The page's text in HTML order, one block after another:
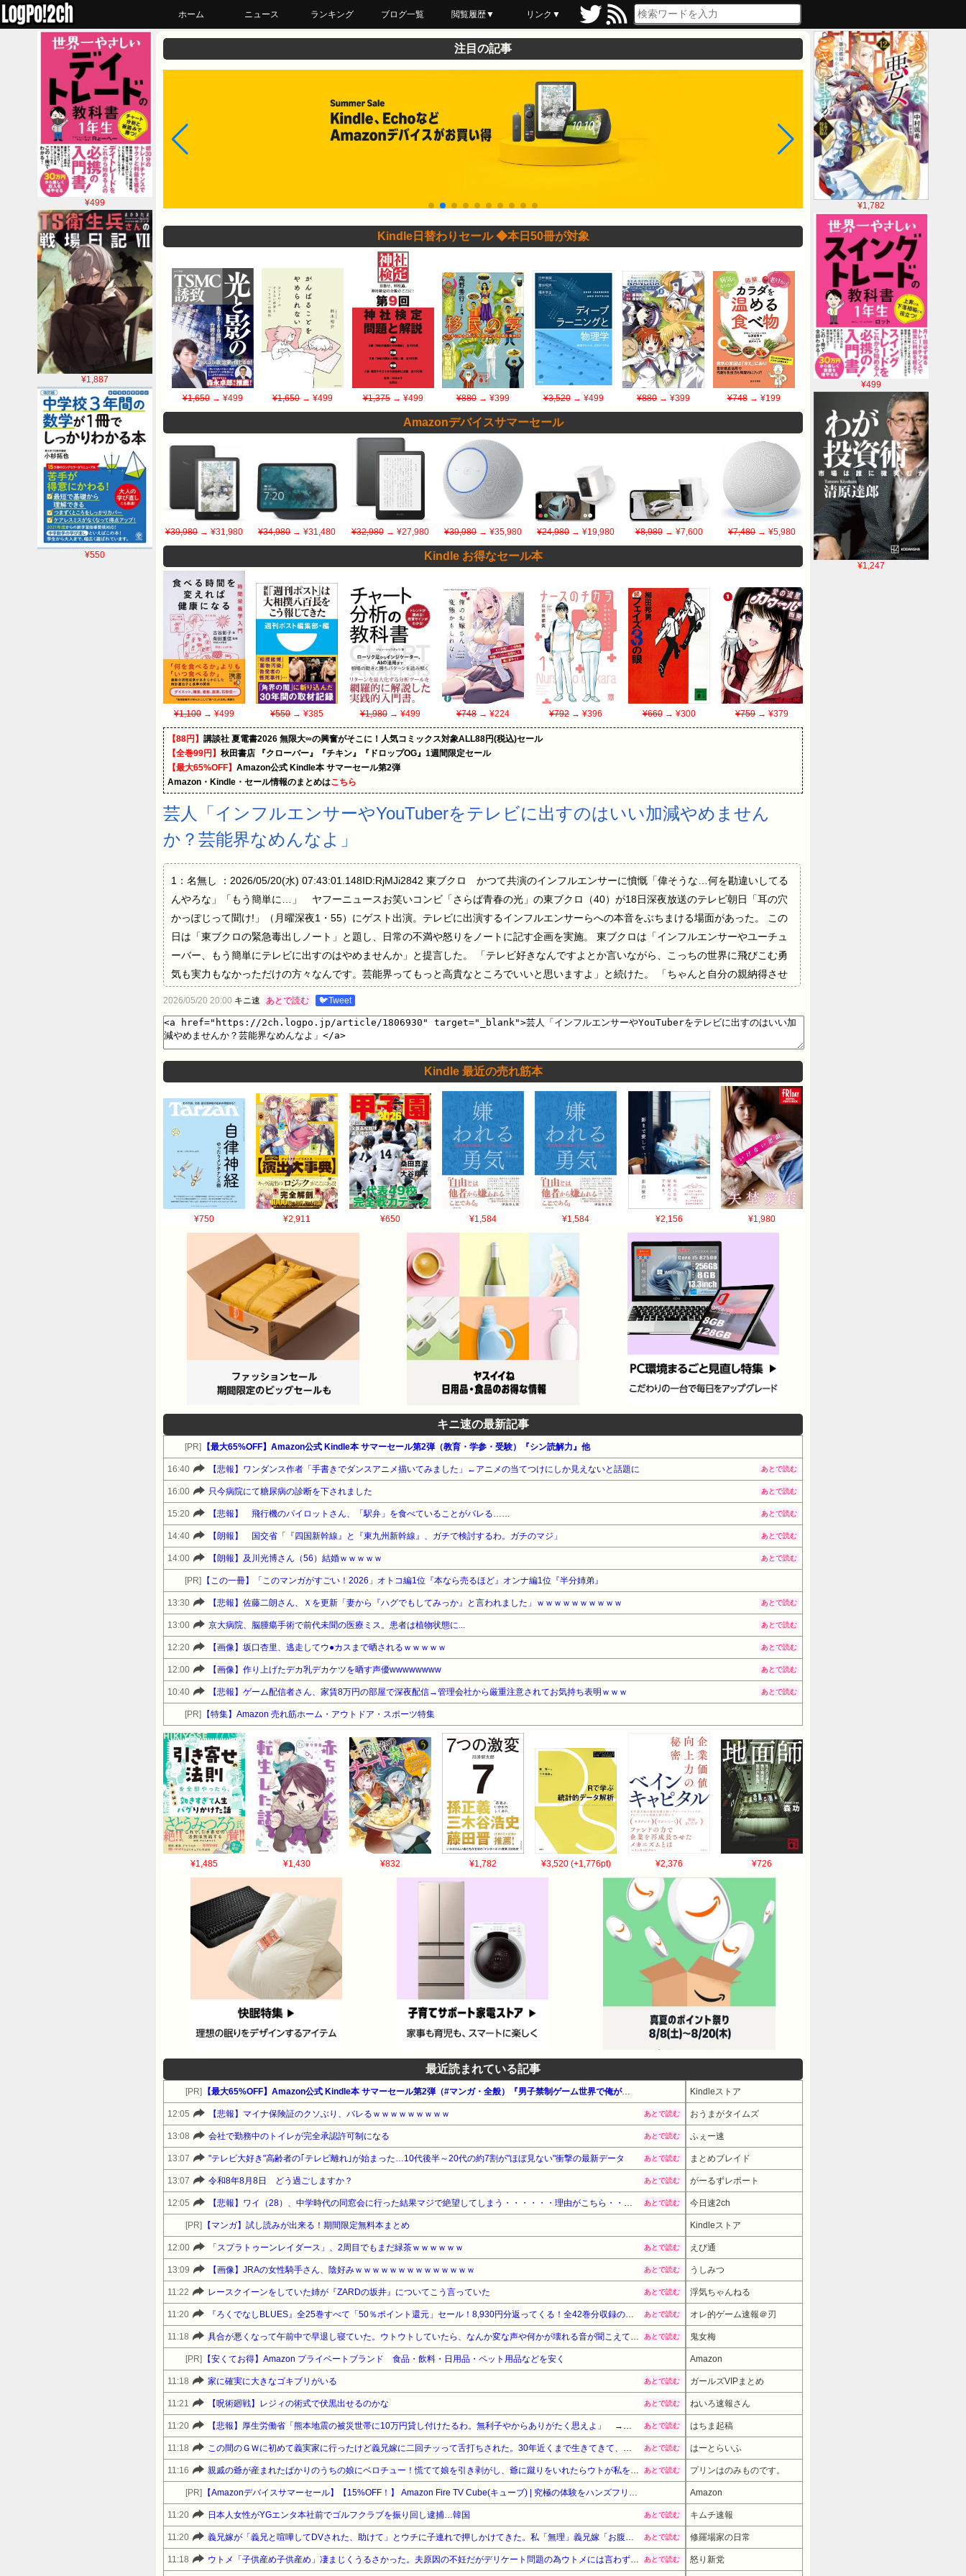
ホーム ニュース ランキング ブログ一覧 閲覧履歴▼
最近読んだ
あとで読む
ブックマーク
リンク▼
¥1,782
¥499
¥1,247
¥499
¥1,887
¥550
注目の記事
Kindle日替わりセール ◆本日50冊が対象
¥1,650→ ¥499 ¥1,650 → ¥499 ¥1,375→ ¥499 ¥880 → ¥399 ¥3,520→ ¥499 ¥880 → ¥399 ¥748→ ¥199
Amazonデバイスサマーセール
¥39,980 → ¥31,980 ¥34,980→ ¥31,480 ¥32,980→ ¥27,980 ¥39,980→ ¥35,980 ¥24,980→ ¥19,980 ¥8,980→ ¥7,600 ¥7,480→ ¥5,980
Kindle お得なセール本
¥1,100 → ¥499 ¥550→ ¥385 ¥1,980→ ¥499 ¥748→ ¥224 ¥792→ ¥396 ¥660→ ¥300 ¥759→ ¥379
【88円】 講談社 夏電書2026 無限大∞の興奮がそこに！人気コミックス対象ALL88円(税込)セール
【全巻99円】 秋田書店 『クローバー』『チキン』『ドロップOG』1週間限定セール
【最大65%OFF】 Amazon公式 Kindle本 サマーセール第2弾
Amazon・Kindle・セール情報のまとめはこちら
芸人「インフルエンサーやYouTuberをテレビに出すのはいい加減やめません
か？芸能界なめんなよ」
1：名無し ：2026/05/20(水) 07:43:01.148ID:RjMJi2842 東ブクロ かつて共演のインフルエンサーに憤慨「偉そうな…何を勘違いしてる
んやろな」「もう簡単に…」 ヤフーニュースお笑いコンビ「さらば青春の光」の東ブクロ（40）が18日深夜放送のテレビ朝日「耳の穴
かっぽじって聞け!」（月曜深夜1・55）にゲスト出演。テレビに出演するインフルエンサーらへの本音をぶちまける場面があった。 この
日は「東ブクロの緊急毒出しノート」と題し、日常の不満や怒りをノートに記す企画を実施。 東ブクロは「インフルエンサーやユーチュ
ーバー、もう簡単にテレビに出すのはやめませんか」と提言した。 「テレビ好きなんですよとか言いながら、こっちの世界に飛びこむ勇
気も実力もなかっただけの方々なんです。芸能界ってもっと高貴なところでいいと思いますよ」と続けた。 「ちゃんと自分の親納得させ
て、養成所やスクール通って。人生かけてこの世界で食っていくんだっていう覚悟を持った人間だけが活躍できる世界であってほしい」
07:44:05.792ID:6ZTI4zIlv まあね Youtuber観たいならYoutube観るし 5：名無し ：2026/05/20(水) 07:44:28.680ID:dTrwtvSqh 舐める舐め
ないは的外れで需要のベクトルが違うよな 6：名無し ：2026/05/20(水) 07:45:12.493ID:iizAEqw1j 素人を面白く扱うのがお前らの仕事だ
ろ 8：名無し ：2026/05/20(水) 07:45:38.760ID:4ugXXTOBR お前らがつまんねえからじゃねえの 9：名無し ：2026/05/20(水)
07:45:41.155ID:BsdgH.Rrk 芸人っていつの間にそんな大層なもんになったんや…
2026/05/20 20:00 キニ速 あとで読む 🐦Tweet
Kindle 最近の売れ筋本
¥750 ¥2,911 ¥650 ¥1,584 ¥1,584 ¥2,156 ¥1,980
キニ速の最新記事
[PR] 【最大65%OFF】Amazon公式 Kindle本 サマーセール第2弾（教育・学参・受験）『シン読解力』他
16:40 【悲報】ワンダンス作者「手書きでダンスアニメ描いてみました」←アニメの当てつけにしか見えないと話題に あとで読む
16:00 只今病院にて糖尿病の診断を下されました あとで読む
15:20 【悲報】 飛行機のパイロットさん、「駅弁」を食べていることがバレる…… あとで読む
14:40 【朗報】 国交省「『四国新幹線』と『東九州新幹線』、ガチで検討するわ。ガチのマジ」 あとで読む
14:00 【朗報】及川光博さん（56）結婚ｗｗｗｗｗ あとで読む
[PR] 【この一冊】「このマンガがすごい！2026」オトコ編1位『本なら売るほど』オンナ編1位『半分姉弟』
13:30 【悲報】佐藤二朗さん、Ｘを更新「妻から『ハグでもしてみっか』と言われました」ｗｗｗｗｗｗｗｗｗｗ あとで読む
13:00 京大病院、脳腫瘍手術で前代未聞の医療ミス。患者は植物状態に... あとで読む
12:20 【画像】坂口杏里、逃走してウ●カスまで晒されるｗｗｗｗｗ あとで読む
12:00 【画像】作り上げたデカ乳デカケツを晒す声優wwwwwwww あとで読む
10:40 【悲報】ゲーム配信者さん、家賃8万円の部屋で深夜配信→管理会社から厳重注意されてお気持ち表明ｗｗｗ あとで読む
[PR] 【特集】Amazon 売れ筋ホーム・アウトドア・スポーツ特集
¥1,485 ¥1,430 ¥832 ¥1,782 ¥3,520 (+1,776pt) ¥2,376 ¥726
最近読まれている記事
[PR] 【最大65%OFF】Amazon公式 Kindle本 サマーセール第2弾（#マンガ・全般）『男子禁制ゲーム世界で俺がやるべき唯一のこと』他 Kindleストア
12:05 【悲報】マイナ保険証のクソぶり、バレるｗｗｗｗｗｗｗｗｗ あとで読む おうまがタイムズ
13:08 会社で勤務中のトイレが完全承認許可制になる あとで読む ふぇー速
13:07 "テレビ大好き"高齢者の｢テレビ離れ｣が始まった…10代後半～20代の約7割が"ほぼ見ない"衝撃の最新データ あとで読む まとめブレイド
13:07 令和8年8月8日 どう過ごしますか？ あとで読む がーるずレポート
12:05 【悲報】ワイ（28）、中学時代の同窓会に行った結果マジで絶望してしまう・・・・・・理由がこちら・・・・・・ あとで読む 今日速2ch
[PR] 【マンガ】試し読みが出来る！期間限定無料本まとめ Kindleストア
12:00 「スプラトゥーンレイダース」、2周目でもまだ緑茶ｗｗｗｗｗｗ あとで読む えび通
13:09 【画像】JRAの女性騎手さん、陰好みｗｗｗｗｗｗｗｗｗｗｗｗｗｗ あとで読む うしみつ
11:22 レースクイーンをしていた姉が『ZARDの坂井』についてこう言っていた あとで読む 浮気ちゃんねる
11:20 『ろくでなしBLUES』全25巻すべて「50％ポイント還元」セール！8,930円分返ってくる！全42巻分収録の文庫版！ヤンキー漫画の頂点！ジャンプ黄金期の伝説的な傑作 あとで読む オレ的ゲーム速報＠刃
11:18 具合が悪くなって午前中で早退し寝ていた。ウトウトしていたら、なんか変な声や何かが壊れる音が聞こえて、なんだろう？と思ってベッドから出て窓の外を見た… あとで読む 鬼女梅
[PR] 【安くてお得】Amazon プライベートブランド 食品・飲料・日用品・ペット用品などを安く Amazon
11:18 家に確実に大きなゴキブリがいる あとで読む ガールズVIPまとめ
11:21 【呪術廻戦】レジィの術式で伏黒出せるのかな あとで読む ねいろ速報さん
11:20 【悲報】厚生労働省「熊本地震の被災世帯に10万円貸し付けたるわ。無利子やからありがたく思えよ」 → セコすぎて大炎上！「何のための税金だ！過去最高税収なのに」 あとで読む はちま起稿
11:18 この間のＧＷに初めて義実家に行ったけど義兄嫁に二回チッって舌打ちされた。30年近くまで生きてきて、舌打ちされたのは人生で初めて あとで読む はーとらいふ
11:16 親戚の爺が産まれたばかりのうちの娘にベロチュー！慌てて娘を引き剥がし、爺に蹴りをいれたらウトが私を叩いたので叩き返し、「悪気は…」という男連中にツバを吐いて帰った！→結果 あとで読む プリンはのみものです。
[PR] 【Amazonデバイスサマーセール】【15%OFF！】 Amazon Fire TV Cube(キューブ) | 究極の体験をハンズフリーで | ストリーミングメディアプレイヤー Amazon
11:20 日本人女性がYGエンタ本社前でゴルフクラブを振り回し逮捕…韓国 あとで読む キムチ速報
11:20 義兄嫁が「義兄と喧嘩してDVされた、助けて」とウチに子連れで押しかけてきた。私「無理」義兄嫁「お腹痛い…苦しい…」私「はぁ」→交番に電話したら、甘いことを言われ… あとで読む 修羅場家の日常
11:18 ウトメ「子供産め子供産め」凄まじくうるさかった。夫原因の不妊だがデリケート問題の為ウトメには言わず、私が耐えてたらいいかと思っていたが… あとで読む 怒り新党